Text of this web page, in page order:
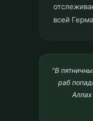
всей
"В
раб